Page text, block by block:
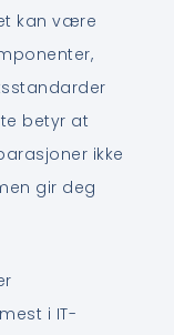
kan være
betyr at
ikke
gir deg
i IT-